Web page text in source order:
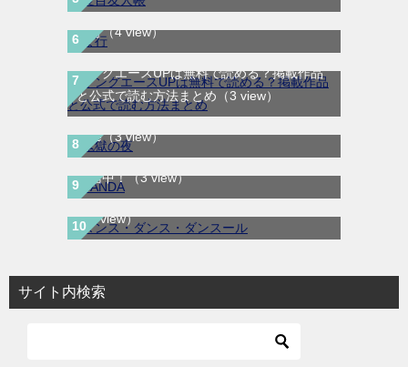
ま行（4 view）
ヤングエースUPは無料で読める？掲載作品
と公式で読む方法まとめ （3 view）
鬼獄の夜｜全14巻完結！最終話まで全話無
料で読める公式マンガアプリ＿マンガ
Mee（3 view）
SANDA｜最新刊第3巻！マンガBANGで無料
配信中！（3 view）
ダンス・ダンス・ダンスール｜最新刊第25
巻！全話無料で読める公式マンガアプリ！
（3 view）
サイト内検索